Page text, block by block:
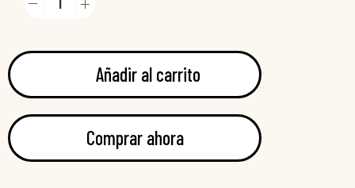
Añadir al carrito
Comprar ahora